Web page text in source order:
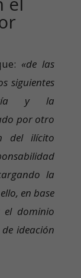
«de las
siguientes
y la
por otro
del ilícito
la
en base
dominio
ideación